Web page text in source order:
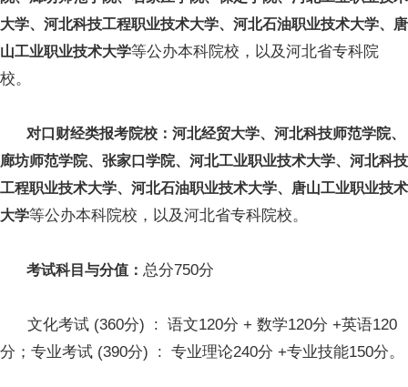
大学、河北科技工程职业技术大学、河北石油职业技术大学、唐
山工业职业技术大学等公办本科院校，以及河北省专科院
校。
对口财经类报考院校：河北经贸大学、河北科技师范学院、
廊坊师范学院、张家口学院、河北工业职业技术大学、河北科技
工程职业技术大学、河北石油职业技术大学、唐山工业职业技术
大学等公办本科院校，以及河北省专科院校。
考试科目与分值： 总分750分
文化考试 (360分) : 语文120分 + 数学120分 +英语120
分；专业考试 (390分) : 专业理论240分 +专业技能150分。